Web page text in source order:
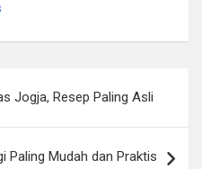
Jogja, Resep Paling Asli
Paling Mudah dan Praktis